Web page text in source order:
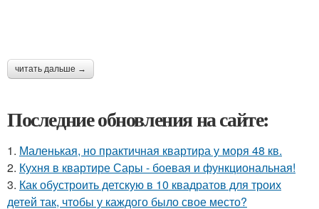
читать дальше →
Последние обновления на сайте:
1. Маленькая, но практичная квартира у моря 48 кв.
2. Кухня в квартире Сары - боевая и функциональная!
3. Как обустроить детскую в 10 квадратов для троих
детей так, чтобы у каждого было свое место?